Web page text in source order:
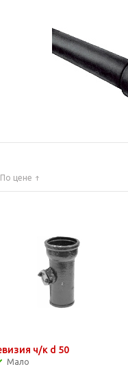
По цене
ч/к d 50
Мало